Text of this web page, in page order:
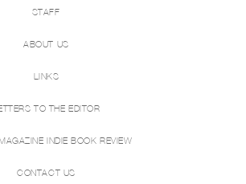
STAFF
ABOUT US
LINKS
TO THE EDITOR
INDIE BOOK REVIEW
CONTACT US